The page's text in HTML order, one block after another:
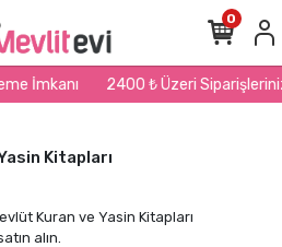
2400 ₺ Üzeri Siparişlerinizde Kargo
0
Kitapları
Kuran ve Yasin Kitapları
alın.